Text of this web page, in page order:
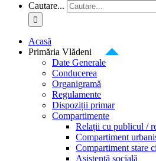
Cautare...
Acasă
Primăria Vlădeni
Date Generale
Conducerea
Organigramă
Regulamente
Dispoziții primar
Compartimente
Relații cu publicul /
Compartiment
Compartiment stare
Asistență socială